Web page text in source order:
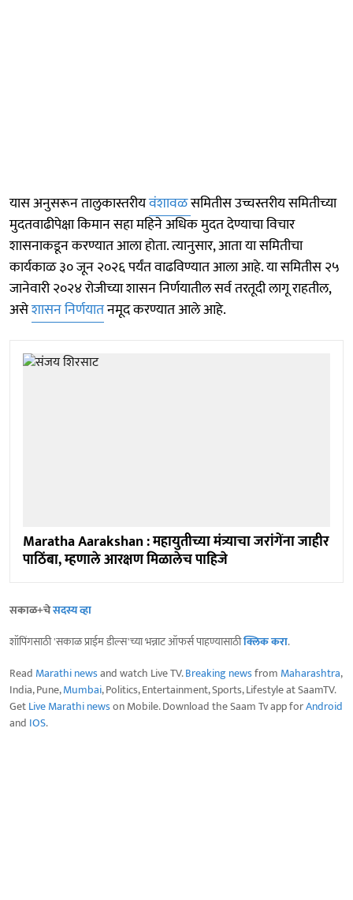
यास अनुसरून तालुकास्तरीयवंशावळसमितीस उच्चस्तरीय समितीच्या
मुदतवाढीपेक्षा किमान सहा महिने अधिक मुदत देण्याचा विचार
शासनाकडून करण्यात आला होता. त्यानुसार, आता या समितीचा
कार्यकाळ ३० जून २०२६ पर्यंत वाढविण्यात आला आहे. या समितीस २५
जानेवारी २०२४ रोजीच्या शासन निर्णयातील सर्व तरतूदी लागू राहतील,
असेशासन निर्णयातनमूद करण्यात आले आहे.
Maratha Aarakshan : महायुतीच्या मंत्र्याचा जरांगेंना जाहीर
पाठिंबा, म्हणाले आरक्षण मिळालेच पाहिजे
सकाळ+चेसदस्य व्हा
शॉपिंगसाठी 'सकाळ प्राईम डील्स'च्या भन्नाट ऑफर्स पाहण्यासाठीक्लिक करा.
Read Marathi newsand watch Live TV.Breaking newsfrom Maharashtra,
India, Pune,Mumbai, Politics, Entertainment, Sports, Lifestyle at SaamTV.
GetLive Marathi newson Mobile. Download the Saam Tv app forAndroid
and IOS.